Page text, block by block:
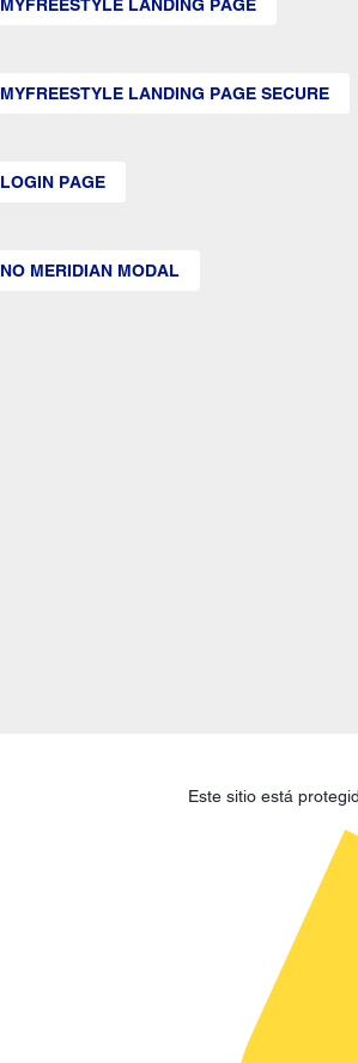
MYFREESTYLE LANDING PAGE
MYFREESTYLE LANDING PAGE SECURE
LOGIN PAGE
NO MERIDIAN MODAL
Este sitio está